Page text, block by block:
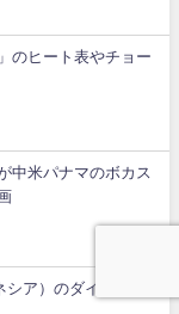
のヒート表やチョー
中米パナマのボカス
ア）のダイジェス